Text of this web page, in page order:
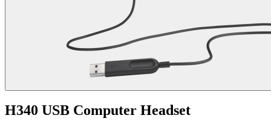
H340 USB Computer Headset